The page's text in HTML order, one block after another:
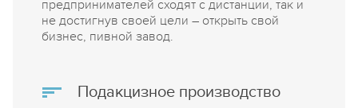
предпринимателей сходят с дистанции, так и
не достигнув своей цели – открыть свой
бизнес, пивной завод.
Подакцизное производство